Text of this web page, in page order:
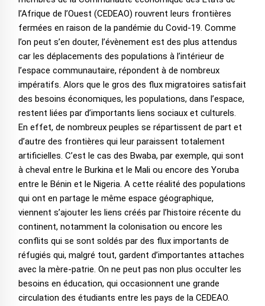
l’Afrique de l’Ouest (CEDEAO) rouvrent leurs frontières
fermées en raison de la pandémie du Covid-19. Comme
l’on peut s’en douter, l’évènement est des plus attendus
car les déplacements des populations à l’intérieur de
l’espace communautaire, répondent à de nombreux
impératifs. Alors que le gros des flux migratoires satisfait
des besoins économiques, les populations, dans l’espace,
restent liées par d’importants liens sociaux et culturels.
En effet, de nombreux peuples se répartissent de part et
d’autre des frontières qui leur paraissent totalement
artificielles. C’est le cas des Bwaba, par exemple, qui sont
à cheval entre le Burkina et le Mali ou encore des Yoruba
entre le Bénin et le Nigeria. A cette réalité des populations
qui ont en partage le même espace géographique,
viennent s’ajouter les liens créés par l’histoire récente du
continent, notamment la colonisation ou encore les
conflits qui se sont soldés par des flux importants de
réfugiés qui, malgré tout, gardent d’importantes attaches
avec la mère-patrie. On ne peut pas non plus occulter les
besoins en éducation, qui occasionnent une grande
circulation des étudiants entre les pays de la CEDEAO.